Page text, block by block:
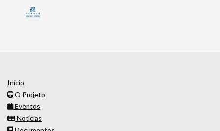
Início
O Projeto
Eventos
Notícias